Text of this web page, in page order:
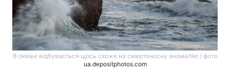
В океані відбувається щось схоже на смертоносну аномалію / фото
ua.depositphotos.com